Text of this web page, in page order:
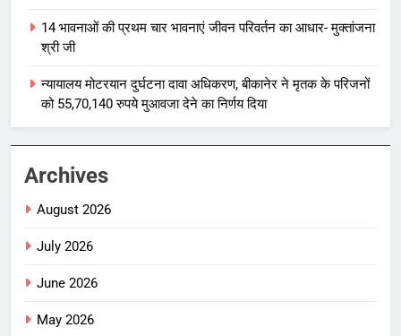
14 भावनाओं की प्रथम चार भावनाएं जीवन परिवर्तन का आधार- मुक्तांजना
श्री जी
न्यायालय मोटरयान दुर्घटना दावा अधिकरण, बीकानेर ने मृतक के परिजनों
को 55,70,140 रुपये मुआवजा देने का निर्णय दिया
Archives
August 2026
July 2026
June 2026
May 2026